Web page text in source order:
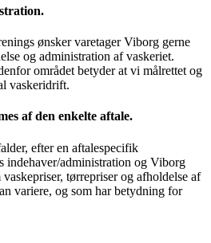
ønsker varetager Viborg gerne
og administration af vaskeriet.
området betyder at vi målrettet og
vaskeridrift.
af den enkelte aftale.
efter en aftalespecifik
indehaver/administration og Viborg
tørrepriser og afholdelse af
variere, og som har betydning for